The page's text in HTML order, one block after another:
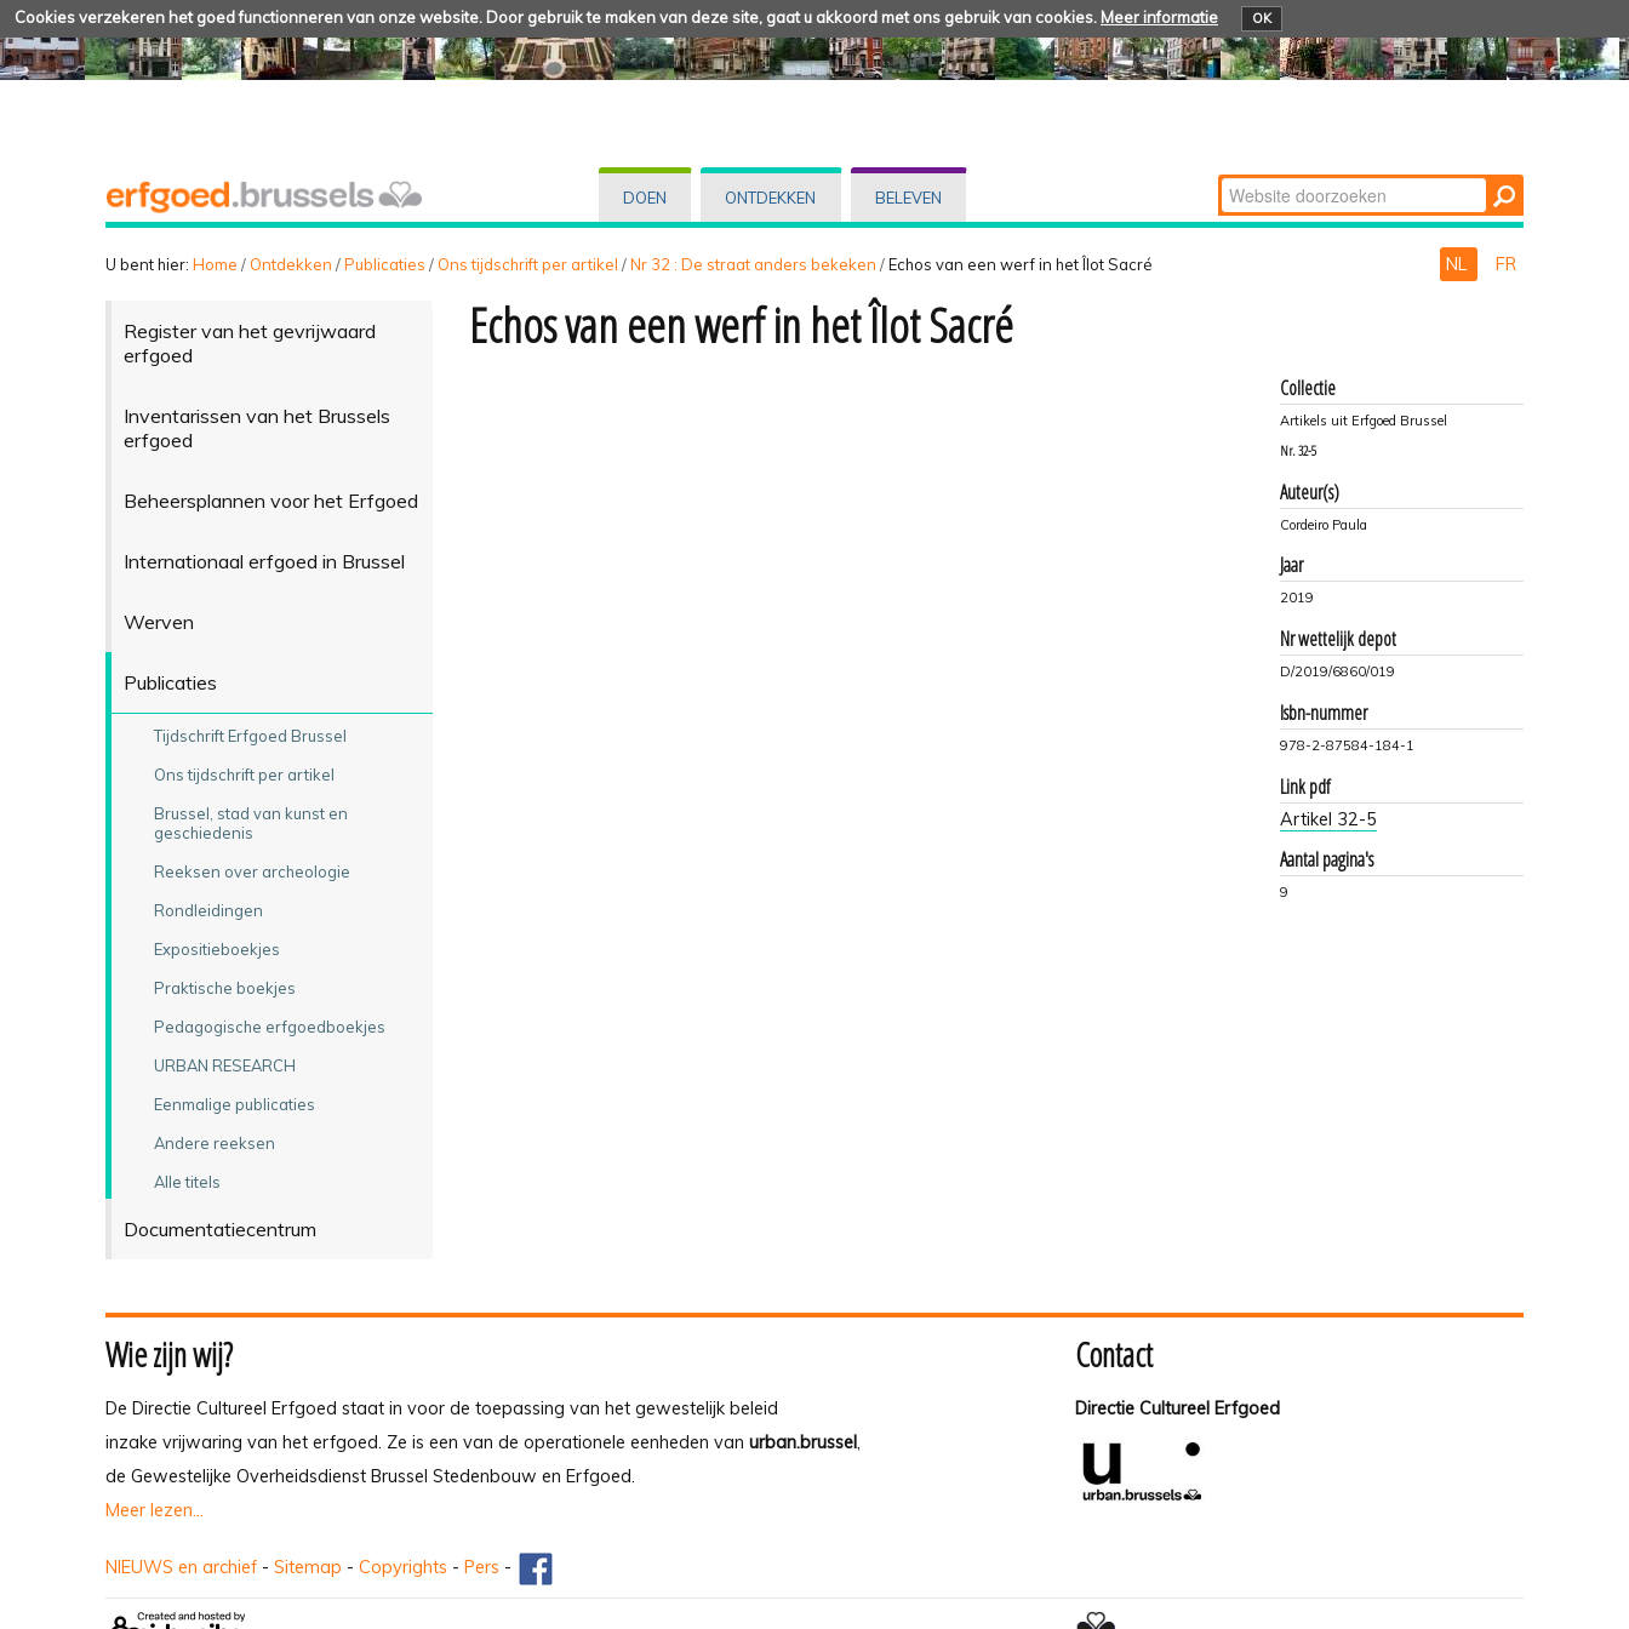
Cookies verzekeren het goed functionneren van onze website. Door gebruik te maken van deze site, gaat u akkoord met ons gebruik van cookies. Meer informatie OK
DOEN ONTDEKKEN BELEVEN Zoek
Geavanceerd
U bent hier: Home / Ontdekken /Publicaties / Ons tijdschrift per artikel /Nr 32 : De straat anders bekeken /Echos van een werf in het Îlot Sacré NL FR
Register van het gevrijwaard
erfgoed
Inventarissen van het Brussels
erfgoed
Beheersplannen voor het Erfgoed
Internationaal erfgoed in Brussel
Werven
Publicaties
Tijdschrift Erfgoed Brussel
Ons tijdschrift per artikel
Brussel, stad van kunst en
geschiedenis
Reeksen over archeologie
Rondleidingen
Expositieboekjes
Praktische boekjes
Pedagogische erfgoedboekjes
URBAN RESEARCH
Eenmalige publicaties
Andere reeksen
Alle titels
Documentatiecentrum
Echos van een werf in het Îlot Sacré
Collectie
Artikels uit Erfgoed Brussel
Nr. 32-5
Auteur(s)
Cordeiro Paula
Jaar
2019
Nr wettelijk depot
D/2019/6860/019
Isbn-nummer
978-2-87584-184-1
Link pdf
Artikel 32-5
Aantal pagina's
9
Wie zijn wij?
De Directie Cultureel Erfgoed staat in voor de toepassing van het gewestelijk beleid
inzake vrijwaring van het erfgoed. Ze is een van de operationele eenheden van urban.brussel,
de Gewestelijke Overheidsdienst Brussel Stedenbouw en Erfgoed.
Meer lezen...
Contact
Directie Cultureel Erfgoed
NIEUWS en archief - Sitemap - Copyrights - Pers -